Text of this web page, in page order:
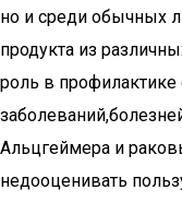
но и среди обычных
продукта из
роль в
Альцгеймера и
недооценивать